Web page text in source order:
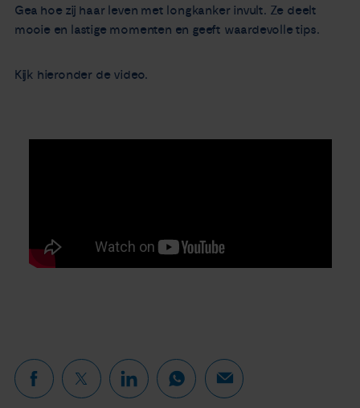
Zorgverleners
Contact
Gea hoe zij haar leven met longkanker invult. Ze deelt
mooie en lastige momenten en geeft waardevolle tips.
Kijk hieronder de video.